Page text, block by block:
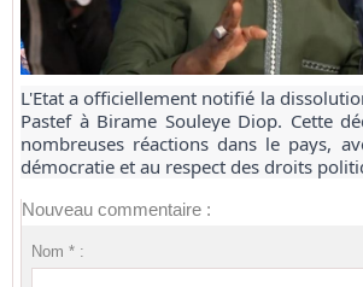
L'Etat a officiellement notifié la
Pastef à Birame Souleye Diop. Cette
nombreuses réactions dans le pays,
démocratie et au respect des droits
Nouveau commentaire :
Nom * :